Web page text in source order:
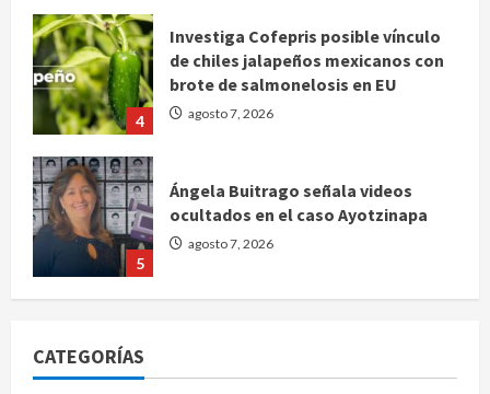
4
Investiga Cofepris posible vínculo
de chiles jalapeños mexicanos con
brote de salmonelosis en EU
agosto 7, 2026
5
Ángela Buitrago señala videos
ocultados en el caso Ayotzinapa
agosto 7, 2026
CATEGORÍAS